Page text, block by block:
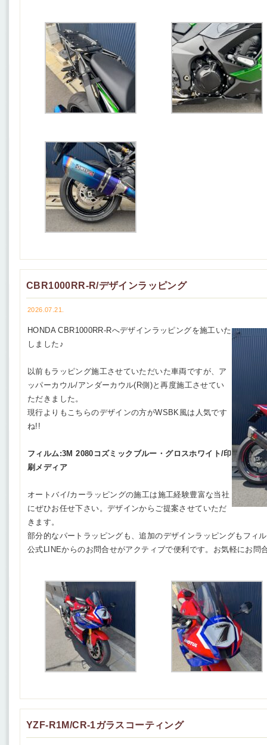
CBR1000RR-R/デザインラッピング
2026.07.21.
HONDA CBR1000RR-Rへデザインラッピングを施工いた
しました♪
以前もラッピング施工させていただいた車両ですが、ア
ッパーカウル/アンダーカウル(R側)と再度施工させてい
ただきました。
現行よりもこちらのデザインの方がWSBK風は人気です
ね!!
フィルム:3M 2080コズミックブルー・グロスホワイト/印
刷メディア
オートバイ/カーラッピングの施工は施工経験豊富な当社
にぜひお任せ下さい。デザインからご提案させていただ
きます。
部分的なパートラッピングも、追加のデザインラッピングもフィ
公式LINEからのお問合せがアクティブで便利です。お気軽にお問
YZF-R1M/CR-1ガラスコーティング